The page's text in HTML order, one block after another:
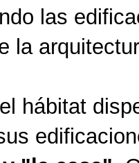
las
la
hábitat